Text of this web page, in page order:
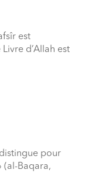
est
d’Allah est
pour
(al-Baqara,